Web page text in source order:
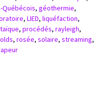
Québécois, géothermie,
, LIED, liquéfaction,
, procédés, rayleigh,
, rosée, solaire, streaming,